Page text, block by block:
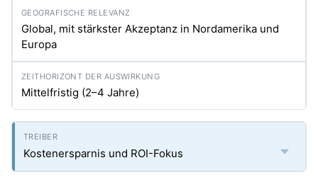
Global, mit stärkster Akzeptanz in Nordamerika und
Europa
Mittelfristig (2–4 Jahre)
Kostenersparnis und ROI-Fokus